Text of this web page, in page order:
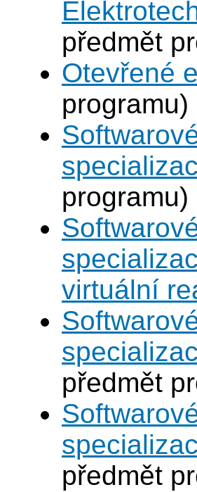
předmět
Otevřené
programu)
programu)
virtuální
předmět
předmět